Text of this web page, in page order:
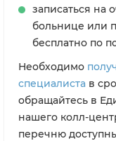
записаться на
больнице или
бесплатно по
Необходимо
специалиста в
обращайтесь в
нашего колл-
перечню